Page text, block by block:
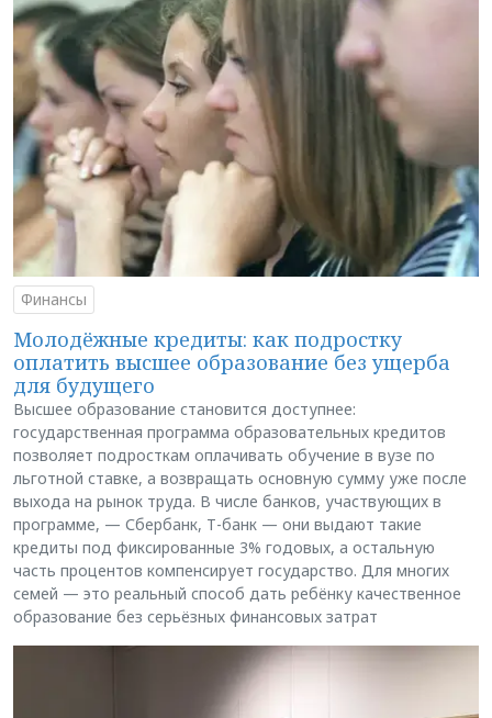
Финансы
Молодёжные кредиты: как подростку
оплатить высшее образование без ущерба
для будущего
Высшее образование становится доступнее:
государственная программа образовательных кредитов
позволяет подросткам оплачивать обучение в вузе по
льготной ставке, а возвращать основную сумму уже после
выхода на рынок труда. В числе банков, участвующих в
программе, — Сбербанк, Т-банк — они выдают такие
кредиты под фиксированные 3% годовых, а остальную
часть процентов компенсирует государство. Для многих
семей — это реальный способ дать ребёнку качественное
образование без серьёзных финансовых затрат